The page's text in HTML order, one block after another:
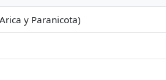
y Paranicota)